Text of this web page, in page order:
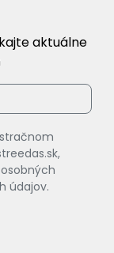
aktuálne
údajov.